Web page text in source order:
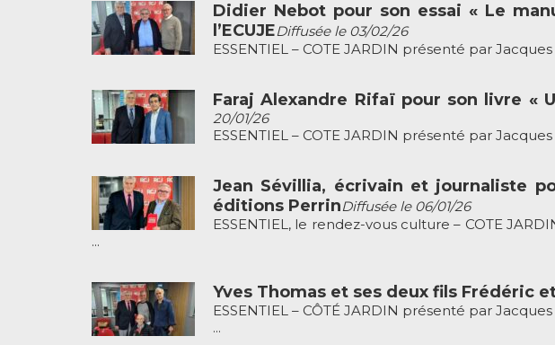
Didier Nebot pour son essai « Le
l’ECUJEDiffusée le 03/02/26
ESSENTIEL – COTE JARDIN présenté par
Faraj Alexandre Rifaï pour son livre «
20/01/26
ESSENTIEL – COTE JARDIN présenté par
Jean Sévillia, écrivain et journaliste
éditions PerrinDiffusée le 06/01/26
ESSENTIEL, le rendez-vous culture – COTE
...
Yves Thomas et ses deux fils Frédéric
ESSENTIEL – CÔTÉ JARDIN présenté par
...